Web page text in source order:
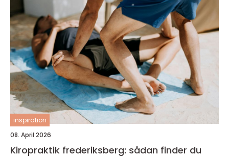
inspiration
08. April 2026
Kiropraktik frederiksberg: sådan finder du